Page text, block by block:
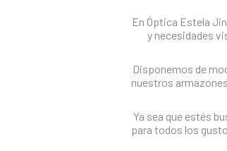
En Óptica Estela
y necesidades
Disponemos de
nuestros
Ya sea que estés
para todos los